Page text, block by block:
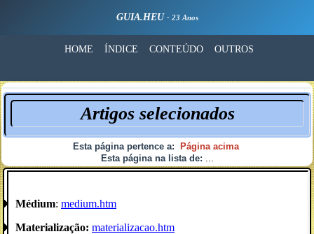
GUIA.HEU - 23 Anos
HOME ÍNDICE CONTEÚDO OUTROS
Artigos selecionados
Esta página pertence a:
Página acima
Esta página na lista de: ...
Médium: medium.htm
Materialização: materializacao.htm